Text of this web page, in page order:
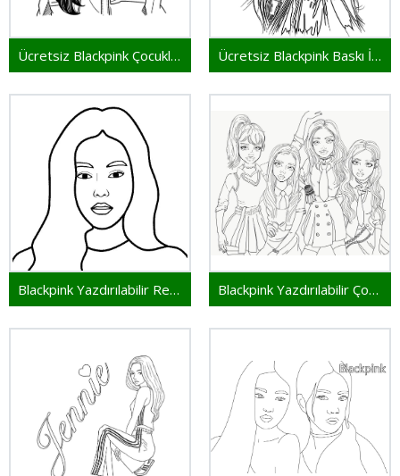
Ücretsiz Blackpink Çocuklar İçin Ücretsiz Blackpink Baskı İçin
Blackpink Yazdırılabilir Resim Blackpink Yazdırılabilir Çocuklar İçin